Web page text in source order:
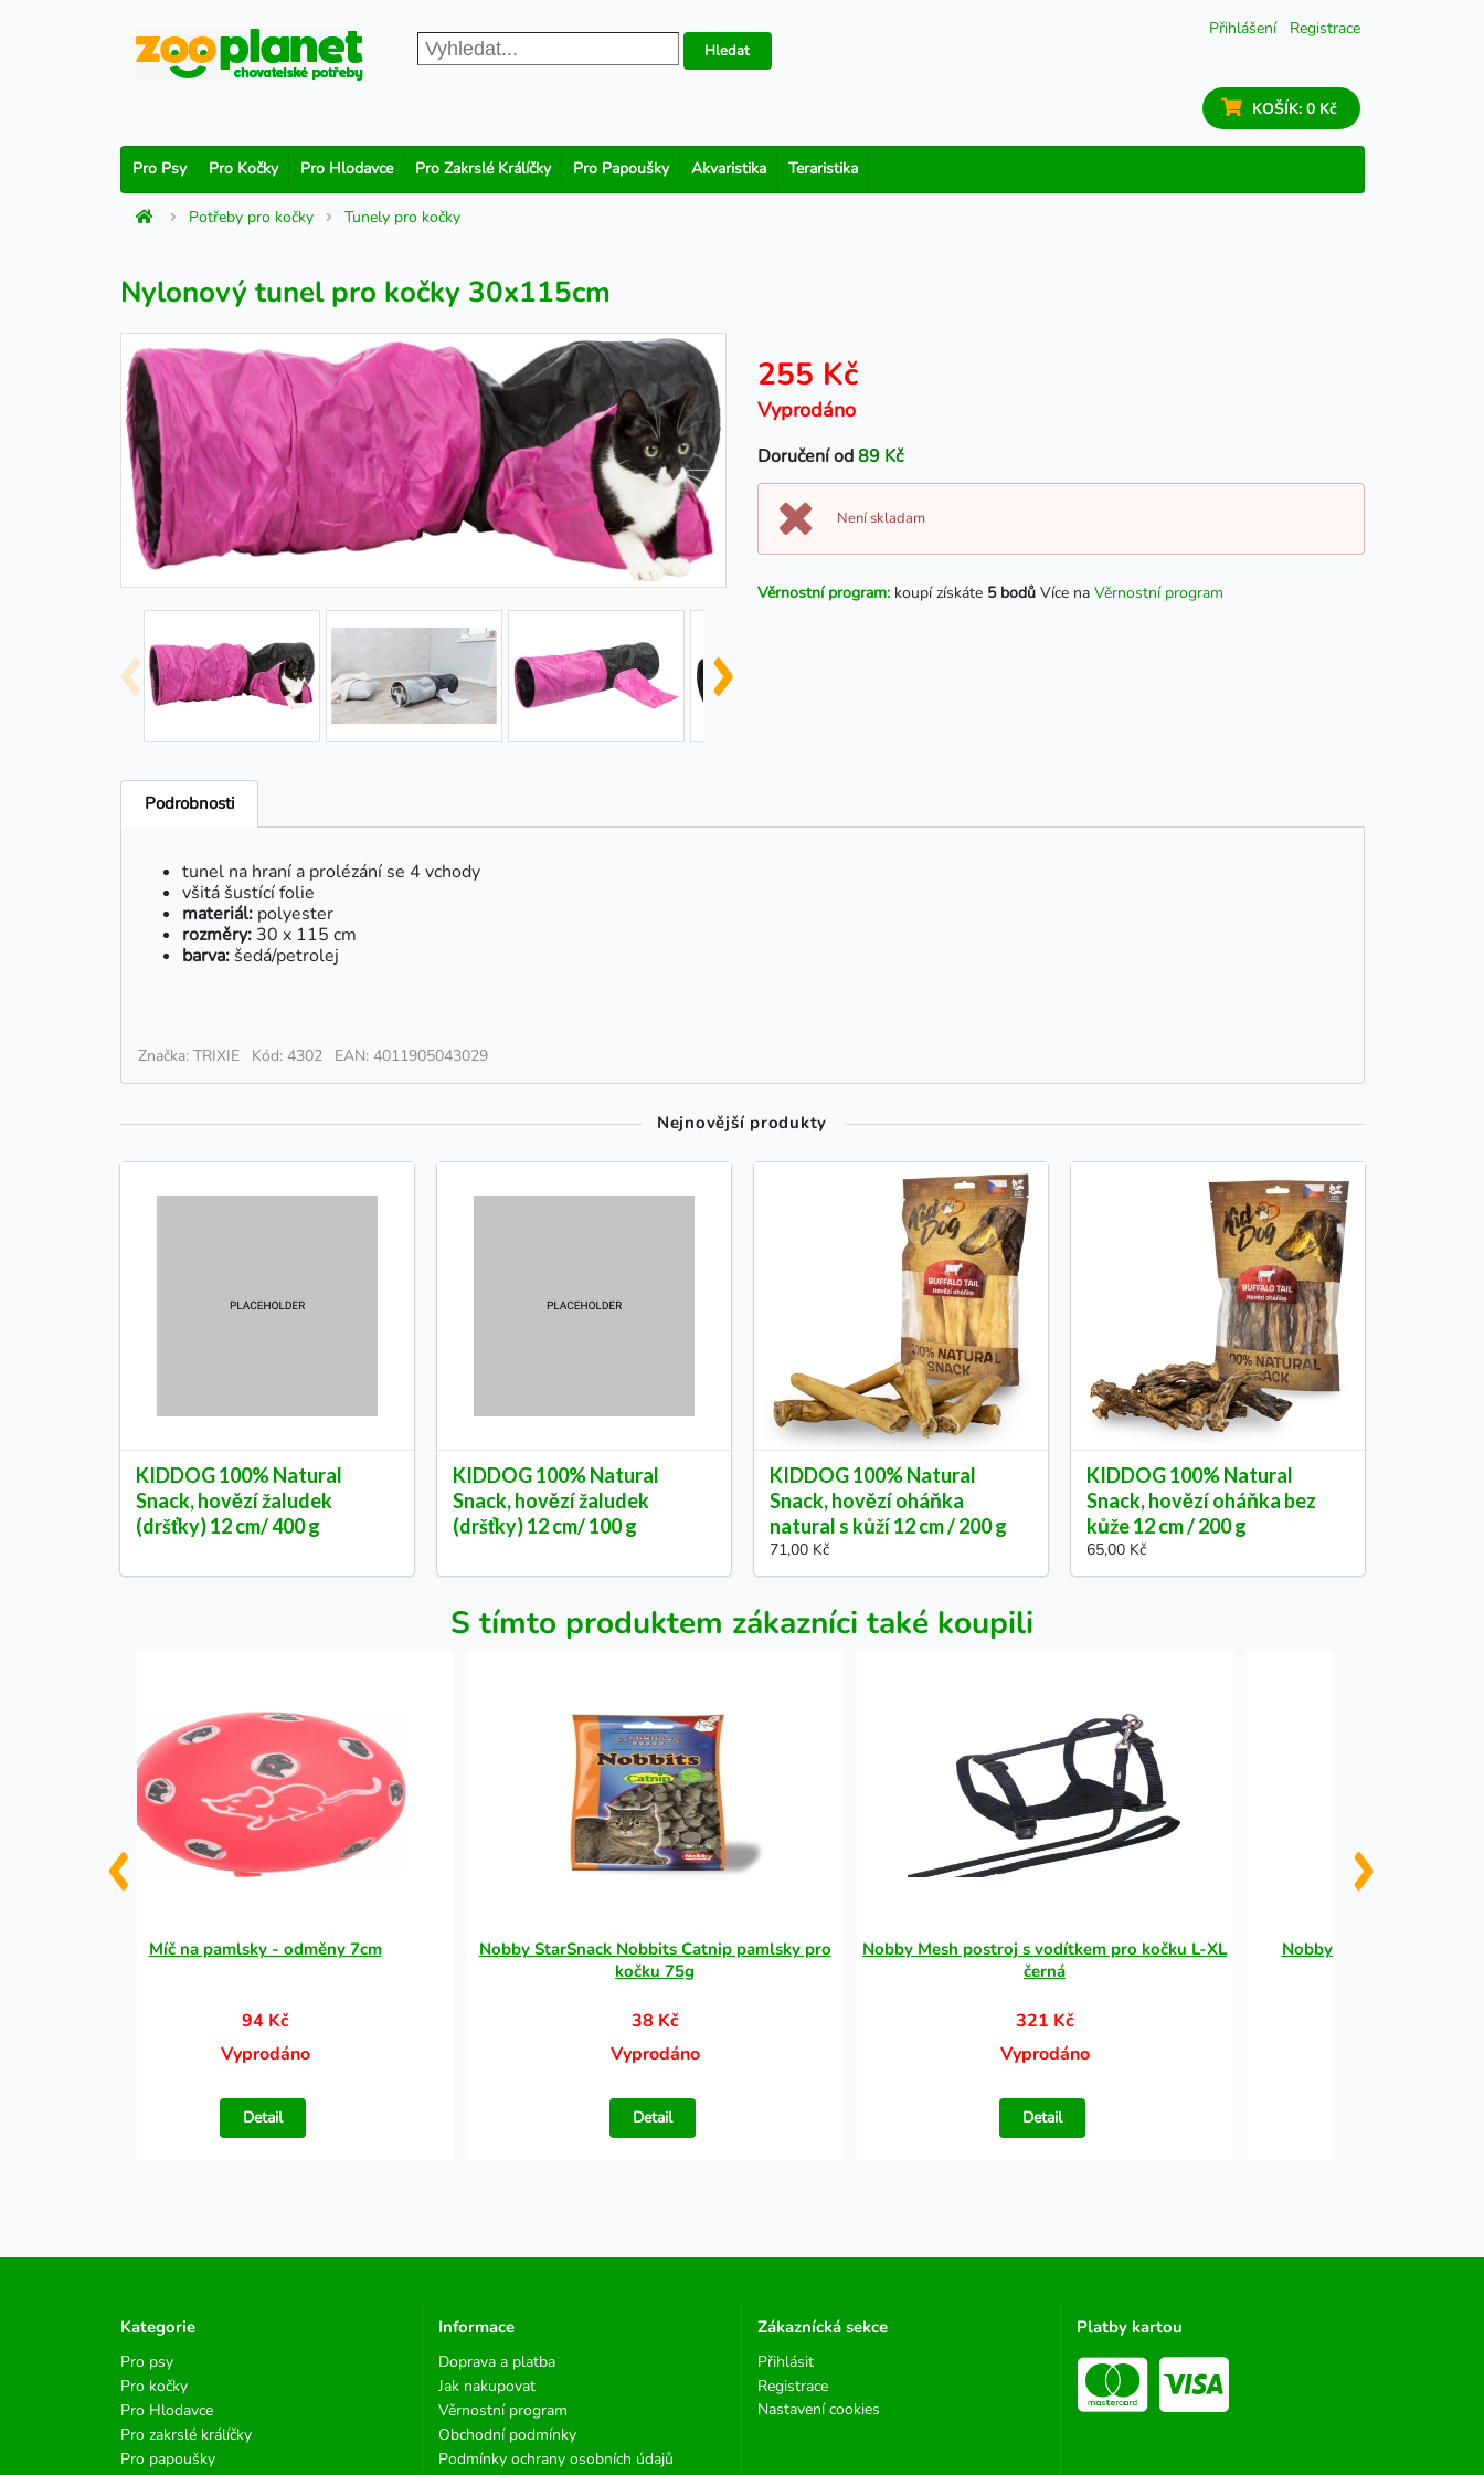
Přihlášení Registrace
Hledat
KOŠÍK: 0 Kč
Pro Psy Pro Kočky Pro Hlodavce Pro Zakrslé Králíčky Pro Papoušky Akvaristika Teraristika
Potřeby pro kočky Tunely pro kočky
Nylonový tunel pro kočky 30x115cm
255 Kč
Vyprodáno
Doručení od89 Kč
Není skladam
Věrnostní program: koupí získáte 5 bodů Více na Věrnostní program
Podrobnosti
tunel na hraní a prolézání se 4 vchody
všitá šustící folie
materiál:polyester
rozměry: 30 x 115 cm
barva:šedá/petrolej
Značka: TRIXIE Kód: 4302 EAN: 4011905043029
Nejnovější produkty
KIDDOG 100% Natural
Snack, hovězí žaludek
(dršťky) 12 cm/ 400 g
KIDDOG 100% Natural
Snack, hovězí žaludek
(dršťky) 12 cm/ 100 g
KIDDOG 100% Natural
Snack, hovězí oháňka
natural s kůží 12 cm / 200 g
71,00 Kč
KIDDOG 100% Natural
Snack, hovězí oháňka bez
kůže 12 cm / 200 g
65,00 Kč
S tímto produktem zákazníci také koupili
Míč na pamlsky - odměny 7cm
94 Kč
Vyprodáno
Detail
Nobby StarSnack Nobbits Catnip pamlsky pro
kočku 75g
38 Kč
Vyprodáno
Detail
Nobby Mesh postroj s vodítkem pro kočku L-XL
černá
321 Kč
Vyprodáno
Detail
Nobby Maltózová pasta
Kategorie
Pro psy
Pro kočky
Pro Hlodavce
Pro zakrslé králíčky
Pro papoušky
Informace
Doprava a platba
Jak nakupovat
Věrnostní program
Obchodní podmínky
Podmínky ochrany osobních údajů
Zákaznícká sekce
Přihlásit
Registrace
Nastavení cookies
Platby kartou